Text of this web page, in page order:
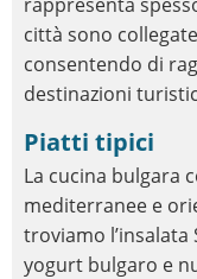
città sono
consentendo di
destinazioni
Piatti tipici
La cucina bulgara
mediterranee e
troviamo l’insalata
yogurt bulgaro e